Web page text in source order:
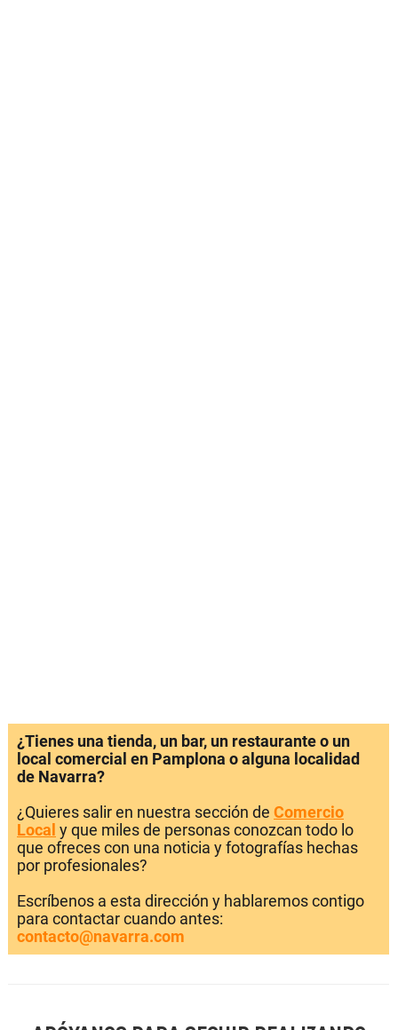
¿Tienes una tienda, un bar, un restaurante o un
local comercial en Pamplona o alguna localidad
de Navarra?
¿Quieres salir en nuestra sección de Comercio
Local y que miles de personas conozcan todo lo
que ofreces con una noticia y fotografías hechas
por profesionales?
Escríbenos a esta dirección y hablaremos contigo
para contactar cuando antes:
contacto@navarra.com